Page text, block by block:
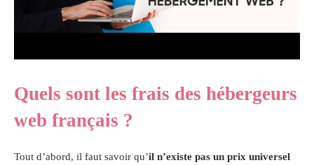
Quels sont les frais des hébergeurs
web français ?
Tout d’abord, il faut savoir qu’il n’existe pas un prix universel